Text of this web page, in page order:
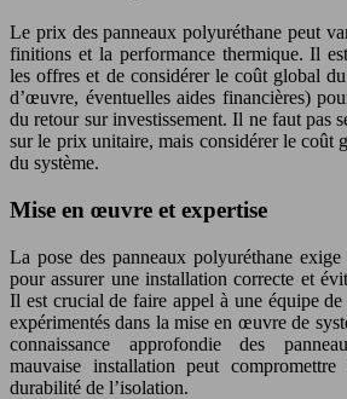
Le prix des panneaux polyuréthane peut
finitions et la performance thermique. Il
les offres et de considérer le coût global
d’œuvre, éventuelles aides financières)
du retour sur investissement. Il ne faut pas
sur le prix unitaire, mais considérer le coût
du système.
Mise en œuvre et expertise
La pose des panneaux polyuréthane
pour assurer une installation correcte et
Il est crucial de faire appel à une équipe
expérimentés dans la mise en œuvre de
connaissance approfondie des
mauvaise installation peut
durabilité de l’isolation.